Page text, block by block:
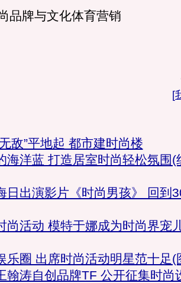
牌与文化体育营销
[
敌”平地起 都市建时尚楼
海洋蓝 打造居室时尚轻松氛围(
日出演影片《时尚男孩》 回到
尚活动 模特于娜成为时尚界宠
乐圈 出席时尚活动明星范十足(
翰涛自创品牌TF 公开征集时尚